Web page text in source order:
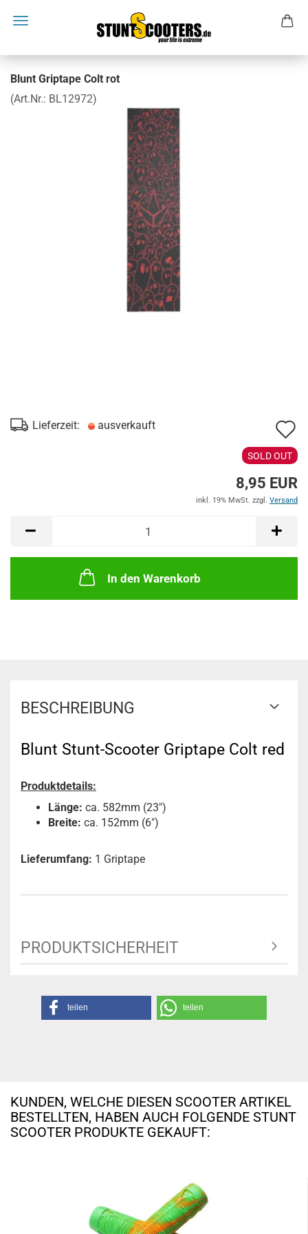
Blunt Griptape Colt rot
(Art.Nr.: BL12972)
Lieferzeit: ausverkauft
SOLD OUT
8,95 EUR
inkl. 19% MwSt. zzgl. Versand
In den Warenkorb
BESCHREIBUNG
Blunt Stunt-Scooter Griptape Colt red
Produktdetails:
Länge: ca. 582mm (23")
Breite: ca. 152mm (6")
Lieferumfang: 1 Griptape
PRODUKTSICHERHEIT
teilen teilen
KUNDEN, WELCHE DIESEN SCOOTER ARTIKEL
BESTELLTEN, HABEN AUCH FOLGENDE STUNT
SCOOTER PRODUKTE GEKAUFT: